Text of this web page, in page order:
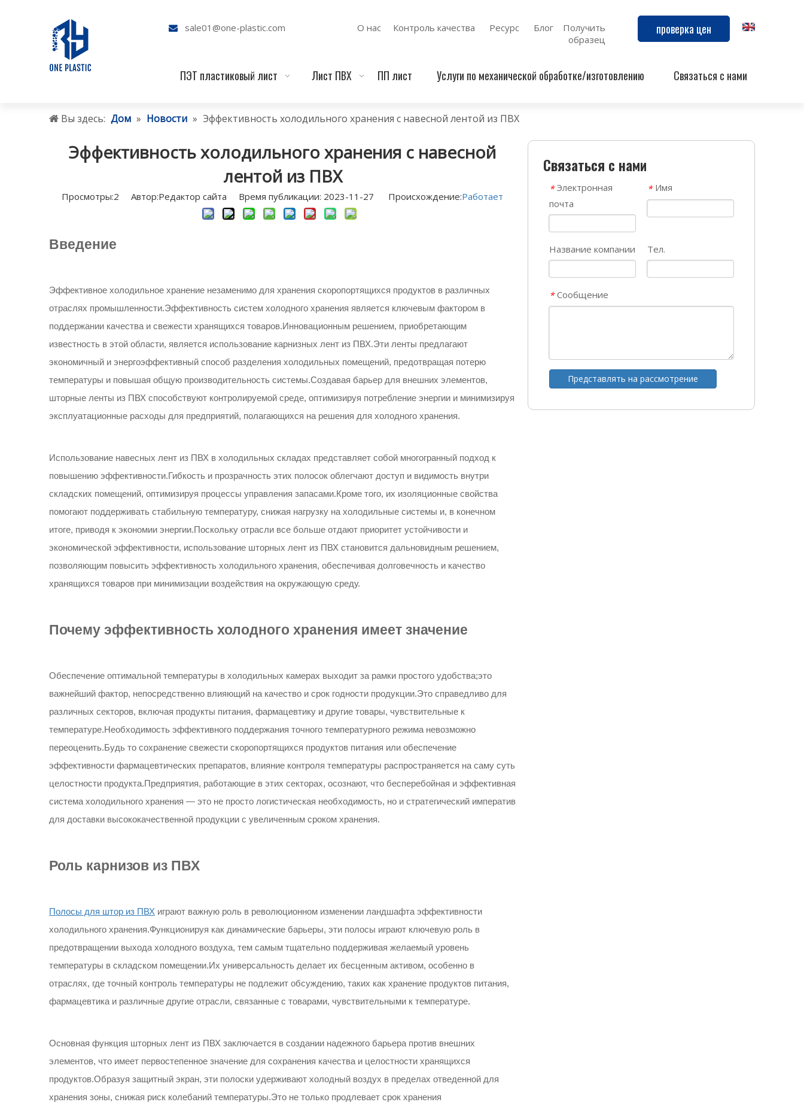
 sale01@one-plastic.com О нас Контроль качества Ресурс Блог
Получить
образец
проверка цен
ПЭТ пластиковый лист Лист ПВХ ПП лист Услуги по механической обработке/изготовлению Связаться с нами
Вы здесь: Дом » Новости » Эффективность холодильного хранения с навесной лентой из ПВХ
Эффективность холодильного хранения с навесной
лентой из ПВХ
Просмотры:2 Автор:Pедактор сайта Время публикации: 2023-11-27 Происхождение:Работает
Введение
Эффективное холодильное хранение незаменимо для хранения скоропортящихся продуктов в различных
отраслях промышленности.Эффективность систем холодного хранения является ключевым фактором в
поддержании качества и свежести хранящихся товаров.Инновационным решением, приобретающим
известность в этой области, является использование карнизных лент из ПВХ.Эти ленты предлагают
экономичный и энергоэффективный способ разделения холодильных помещений, предотвращая потерю
температуры и повышая общую производительность системы.Создавая барьер для внешних элементов,
шторные ленты из ПВХ способствуют контролируемой среде, оптимизируя потребление энергии и минимизируя
эксплуатационные расходы для предприятий, полагающихся на решения для холодного хранения.
Использование навесных лент из ПВХ в холодильных складах представляет собой многогранный подход к
повышению эффективности.Гибкость и прозрачность этих полосок облегчают доступ и видимость внутри
складских помещений, оптимизируя процессы управления запасами.Кроме того, их изоляционные свойства
помогают поддерживать стабильную температуру, снижая нагрузку на холодильные системы и, в конечном
итоге, приводя к экономии энергии.Поскольку отрасли все больше отдают приоритет устойчивости и
экономической эффективности, использование шторных лент из ПВХ становится дальновидным решением,
позволяющим повысить эффективность холодильного хранения, обеспечивая долговечность и качество
хранящихся товаров при минимизации воздействия на окружающую среду.
Почему эффективность холодного хранения имеет значение
Обеспечение оптимальной температуры в холодильных камерах выходит за рамки простого удобства;это
важнейший фактор, непосредственно влияющий на качество и срок годности продукции.Это справедливо для
различных секторов, включая продукты питания, фармацевтику и другие товары, чувствительные к
температуре.Необходимость эффективного поддержания точного температурного режима невозможно
переоценить.Будь то сохранение свежести скоропортящихся продуктов питания или обеспечение
эффективности фармацевтических препаратов, влияние контроля температуры распространяется на саму суть
целостности продукта.Предприятия, работающие в этих секторах, осознают, что бесперебойная и эффективная
система холодильного хранения — это не просто логистическая необходимость, но и стратегический императив
для доставки высококачественной продукции с увеличенным сроком хранения.
Роль карнизов из ПВХ
Полосы для штор из ПВХ играют важную роль в революционном изменении ландшафта эффективности
холодильного хранения.Функционируя как динамические барьеры, эти полосы играют ключевую роль в
предотвращении выхода холодного воздуха, тем самым тщательно поддерживая желаемый уровень
температуры в складском помещении.Их универсальность делает их бесценным активом, особенно в
отраслях, где точный контроль температуры не подлежит обсуждению, таких как хранение продуктов питания,
фармацевтика и различные другие отрасли, связанные с товарами, чувствительными к температуре.
Основная функция шторных лент из ПВХ заключается в создании надежного барьера против внешних
элементов, что имеет первостепенное значение для сохранения качества и целостности хранящихся
продуктов.Образуя защитный экран, эти полоски удерживают холодный воздух в пределах отведенной для
хранения зоны, снижая риск колебаний температуры.Это не только продлевает срок хранения
Связаться с нами
* Электронная
почта
* Имя
Название компании Тел.
* Сообщение
Представлять на рассмотрение